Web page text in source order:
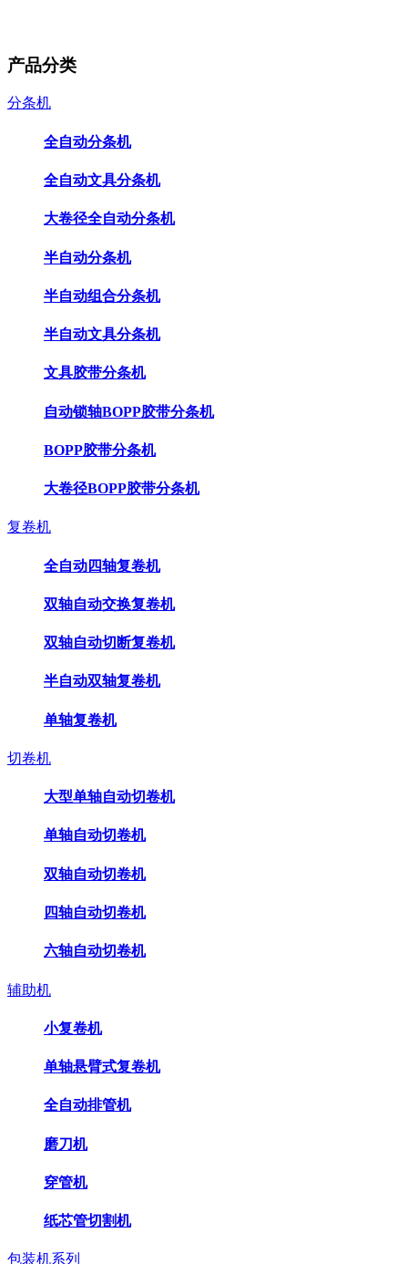
产品分类
分条机
全自动分条机
全自动文具分条机
大卷径全自动分条机
半自动分条机
半自动组合分条机
半自动文具分条机
文具胶带分条机
自动锁轴BOPP胶带分条机
BOPP胶带分条机
大卷径BOPP胶带分条机
复卷机
全自动四轴复卷机
双轴自动交换复卷机
双轴自动切断复卷机
半自动双轴复卷机
单轴复卷机
切卷机
大型单轴自动切卷机
单轴自动切卷机
双轴自动切卷机
四轴自动切卷机
六轴自动切卷机
辅助机
小复卷机
单轴悬臂式复卷机
全自动排管机
磨刀机
穿管机
纸芯管切割机
包装机系列